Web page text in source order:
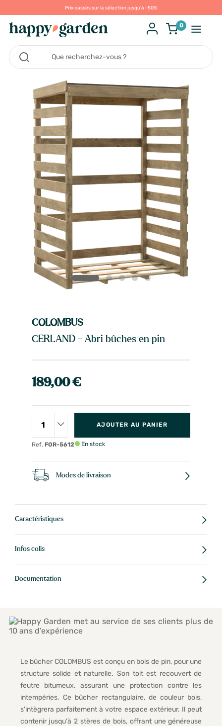
Prix cassés sur la sélection jusqu'à -50%
0
COLOMBUS
CERLAND - Abri bûches en pin
189,00 €
Ref. FOR-5612
AJOUTER AU PANIER
En stock
Modes de livraison
Caractéristiques
Infos colis
Documentation
Le bûcher COLOMBUS est conçu en bois de pin, pour une
structure solide et naturelle. Son toit est recouvert de
feutre bitumeux, assurant une protection contre les
intempéries. Ce bûcher rectangulaire, de couleur bois,
s'intègrera parfaitement à votre espace extérieur. Il peut
contenir jusqu'à 2 stères de bois, offrant une généreuse